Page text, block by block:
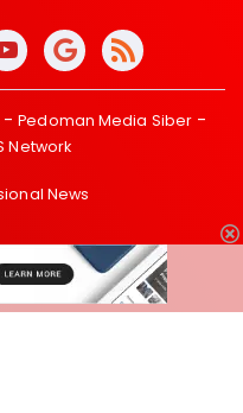
Pedoman Media Siber
Network
News